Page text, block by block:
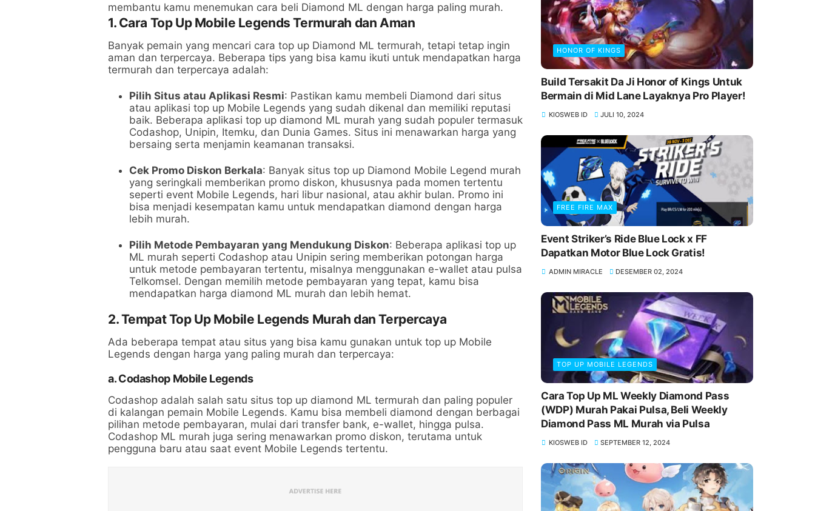
membantu kamu menemukan cara beli Diamond ML dengan harga paling murah.
1. Cara Top Up Mobile Legends Termurah dan Aman
Banyak pemain yang mencari cara top up Diamond ML termurah, tetapi tetap ingin
aman dan terpercaya. Beberapa tips yang bisa kamu ikuti untuk mendapatkan harga
termurah dan terpercaya adalah:
Pilih Situs atau Aplikasi Resmi: Pastikan kamu membeli Diamond dari situs
atau aplikasi top up Mobile Legends yang sudah dikenal dan memiliki reputasi
baik. Beberapa aplikasi top up diamond ML murah yang sudah populer termasuk
Codashop, Unipin, Itemku, dan Dunia Games. Situs ini menawarkan harga yang
bersaing serta menjamin keamanan transaksi.
Cek Promo Diskon Berkala: Banyak situs top up Diamond Mobile Legend murah
yang seringkali memberikan promo diskon, khususnya pada momen tertentu
seperti event Mobile Legends, hari libur nasional, atau akhir bulan. Promo ini
bisa menjadi kesempatan kamu untuk mendapatkan diamond dengan harga
lebih murah.
Pilih Metode Pembayaran yang Mendukung Diskon: Beberapa aplikasi top up
ML murah seperti Codashop atau Unipin sering memberikan potongan harga
untuk metode pembayaran tertentu, misalnya menggunakan e-wallet atau pulsa
Telkomsel. Dengan memilih metode pembayaran yang tepat, kamu bisa
mendapatkan harga diamond ML murah dan lebih hemat.
2. Tempat Top Up Mobile Legends Murah dan Terpercaya
Ada beberapa tempat atau situs yang bisa kamu gunakan untuk top up Mobile
Legends dengan harga yang paling murah dan terpercaya:
a.Codashop Mobile Legends
Codashop adalah salah satu situs top up diamond ML termurah dan paling populer
di kalangan pemain Mobile Legends. Kamu bisa membeli diamond dengan berbagai
pilihan metode pembayaran, mulai dari transfer bank, e-wallet, hingga pulsa.
Codashop ML murah juga sering menawarkan promo diskon, terutama untuk
pengguna baru atau saat event Mobile Legends tertentu.
HONOR OF KINGS
Build Tersakit Da Ji Honor of Kings Untuk
Bermain di Mid Lane Layaknya Pro Player!
KIOSWEB ID JULI 10, 2024
FREE FIRE MAX
Event Striker’s Ride Blue Lock x FF
Dapatkan Motor Blue Lock Gratis!
ADMIN MIRACLE DESEMBER 02, 2024
TOP UP MOBILE LEGENDS
Cara Top Up ML Weekly Diamond Pass
(WDP) Murah Pakai Pulsa, Beli Weekly
Diamond Pass ML Murah via Pulsa
KIOSWEB ID SEPTEMBER 12, 2024